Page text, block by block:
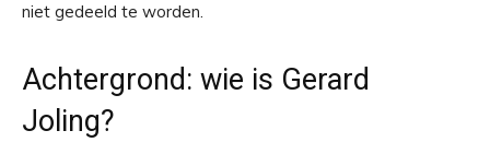
niet gedeeld te worden.
Achtergrond: wie is Gerard
Joling?